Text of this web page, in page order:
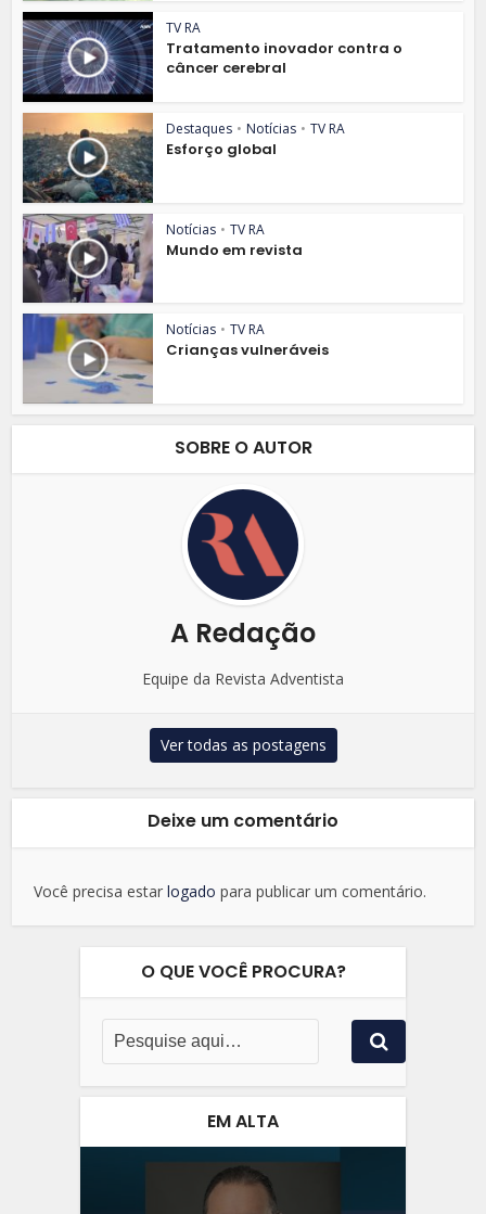
TV RA
Tratamento inovador contra o
câncer cerebral
Destaques • Notícias • TV RA
Esforço global
Notícias • TV RA
Mundo em revista
Notícias • TV RA
Crianças vulneráveis
SOBRE O AUTOR
A Redação
Equipe da Revista Adventista
Ver todas as postagens
Deixe um comentário
Você precisa estarlogado para publicar um comentário.
O QUE VOCÊ PROCURA?
EM ALTA